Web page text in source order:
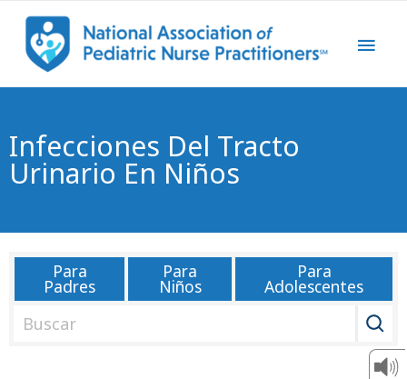
Infecciones Del Tracto
Urinario En Niños
Para
Padres
Para
Niños
Para
Adolescentes